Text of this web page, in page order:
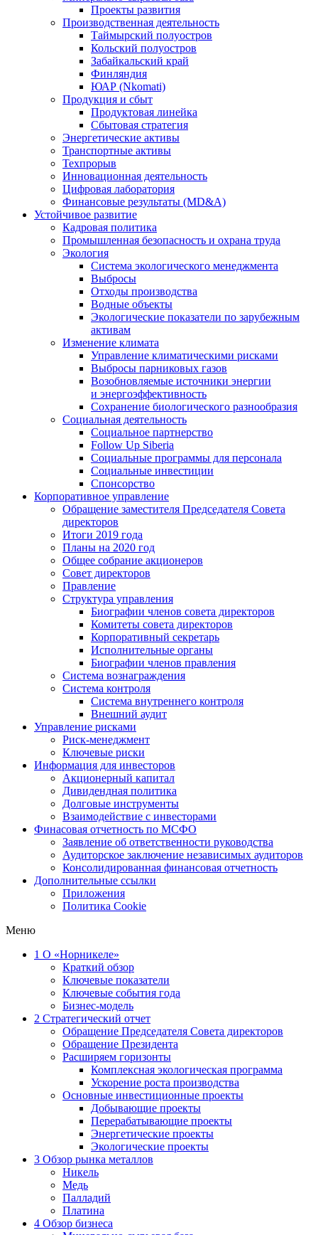
Проекты развития
Производственная деятельность
Таймырский полуостров
Кольский полуостров
Забайкальский край
Финляндия
ЮАР (Nkomati)
Продукция и сбыт
Продуктовая линейка
Сбытовая стратегия
Энергетические активы
Транспортные активы
Техпрорыв
Инновационная деятельность
Цифровая лаборатория
Финансовые результаты (MD&A)
Устойчивое развитие
Кадровая политика
Промышленная безопасность и охрана труда
Экология
Система экологического менеджмента
Выбросы
Отходы производства
Водные объекты
Экологические показатели по зарубежным
активам
Изменение климата
Управление климатическими рисками
Выбросы парниковых газов
Возобновляемые источники энергии
и энергоэффективность
Сохранение биологического разнообразия
Социальная деятельность
Социальное партнерство
Follow Up Siberia
Социальные программы для персонала
Социальные инвестиции
Спонсорство
Корпоративное управление
Обращение заместителя Председателя Совета
директоров
Итоги 2019 года
Планы на 2020 год
Общее собрание акционеров
Совет директоров
Правление
Структура управления
Биографии членов совета директоров
Комитеты совета директоров
Корпоративный секретарь
Исполнительные органы
Биографии членов правления
Система вознаграждения
Система контроля
Система внутреннего контроля
Внешний аудит
Управление рисками
Риск-менеджмент
Ключевые риски
Информация для инвесторов
Акционерный капитал
Дивидендная политика
Долговые инструменты
Взаимодействие с инвеcторами
Финасовая отчетность по МСФО
Заявление об ответственности руководства
Аудиторское заключение независимых аудиторов
Консолидированная финансовая отчетность
Дополнительные ссылки
Приложения
Политика Cookie
Меню
1 О «Норникеле»
Краткий обзор
Ключевые показатели
Ключевые события года
Бизнес-модель
2 Стратегический отчет
Обращение Председателя Совета директоров
Обращение Президента
Расширяем горизонты
Комплексная экологическая программа
Ускорение роста производства
Основные инвестиционные проекты
Добывающие проекты
Перерабатывающие проекты
Энергетические проекты
Экологические проекты
3 Обзор рынка металлов
Никель
Медь
Палладий
Платина
4 Обзор бизнеса